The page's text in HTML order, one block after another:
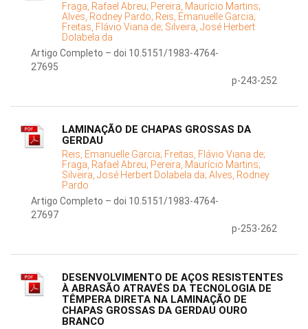
Fraga, Rafael Abreu; Pereira, Maurício Martins;
Alves, Rodney Pardo; Reis, Emanuelle Garcia;
Freitas, Flávio Viana de; Silveira, José Herbert
Dolabela da
Artigo Completo – doi 10.5151/1983-4764-
27695
p-243-252
LAMINAÇÃO DE CHAPAS GROSSAS DA
GERDAU
Reis, Emanuelle Garcia; Freitas, Flávio Viana de;
Fraga, Rafael Abreu; Pereira, Maurício Martins;
Silveira, José Herbert Dolabela da; Alves, Rodney
Pardo
Artigo Completo – doi 10.5151/1983-4764-
27697
p-253-262
DESENVOLVIMENTO DE AÇOS RESISTENTES
À ABRASÃO ATRAVÉS DA TECNOLOGIA DE
TÊMPERA DIRETA NA LAMINAÇÃO DE
CHAPAS GROSSAS DA GERDAU OURO
BRANCO